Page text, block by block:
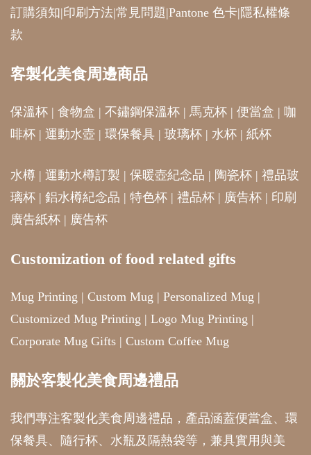
訂購須知|印刷方法|常見問題|Pantone 色卡| 隱私權條
款
客製化美食周邊商品
保溫杯 | 食物盒 | 不鏽鋼保溫杯 | 馬克杯 | 便當盒 | 咖
啡杯 | 運動水壺 | 環保餐具 | 玻璃杯 | 水杯 | 紙杯
水樽 | 運動水樽訂製 | 保暖壺紀念品 | 陶瓷杯 | 禮品玻
璃杯 | 鋁水樽紀念品 | 特色杯 | 禮品杯 | 廣告杯 | 印刷
廣告紙杯 | 廣告杯
Customization of food related gifts
Mug Printing | Custom Mug | Personalized Mug |
Customized Mug Printing | Logo Mug Printing |
Corporate Mug Gifts | Custom Coffee Mug
關於客製化美食周邊禮品
我們專注客製化美食周邊禮品，產品涵蓋便當盒、環
保餐具、隨行杯、水瓶及隔熱袋等，兼具實用與美